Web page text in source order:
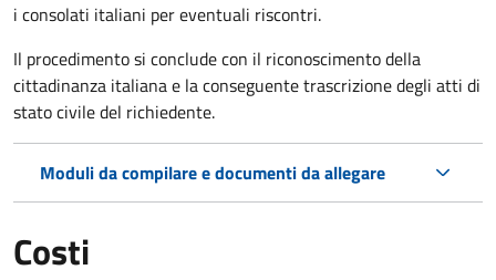
i consolati italiani per eventuali riscontri.
Il procedimento si conclude con il riconoscimento della
cittadinanza italiana e la conseguente trascrizione degli atti di
stato civile del richiedente.
Moduli da compilare e documenti da allegare
Costi